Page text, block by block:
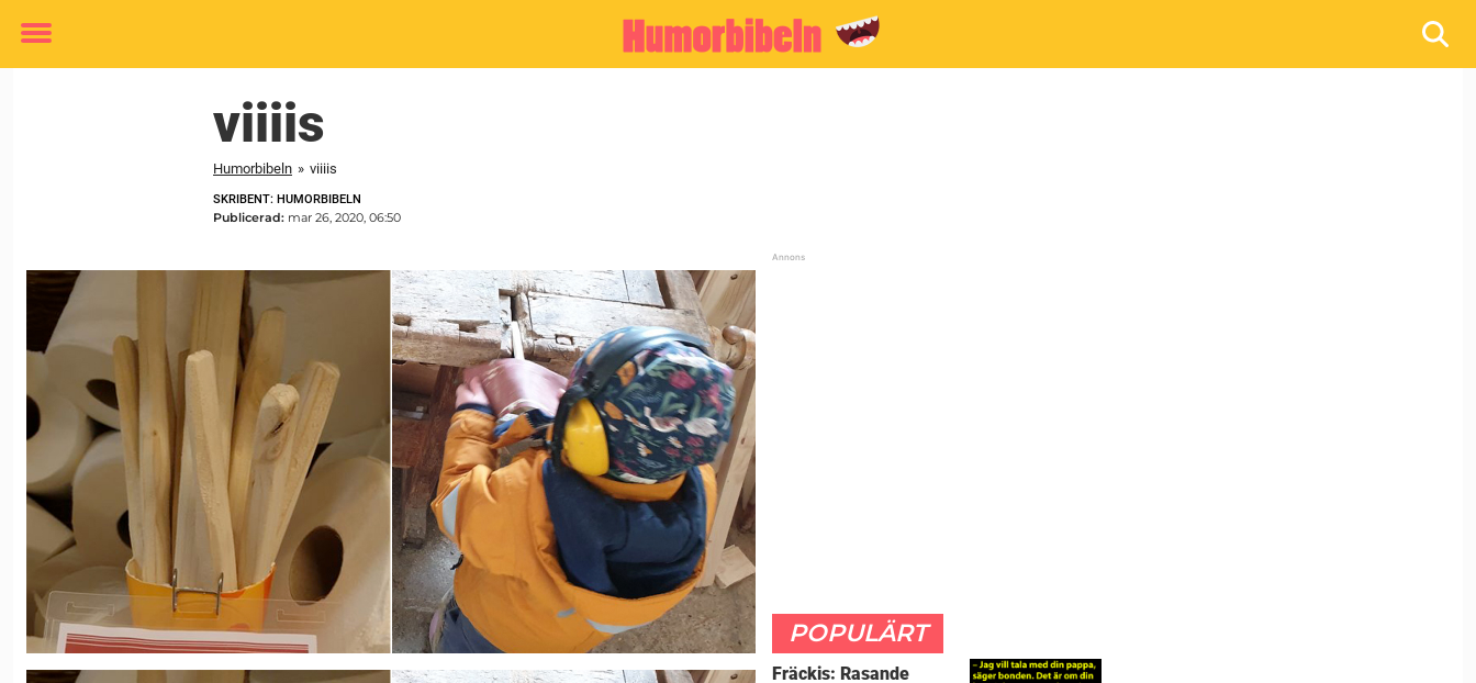
Toggle
viiiis
Humorbibeln » viiiis
SKRIBENT: HUMORBIBELN
Publicerad: mar 26, 2020, 06:50
POPULÄRT
Fräckis: Rasande